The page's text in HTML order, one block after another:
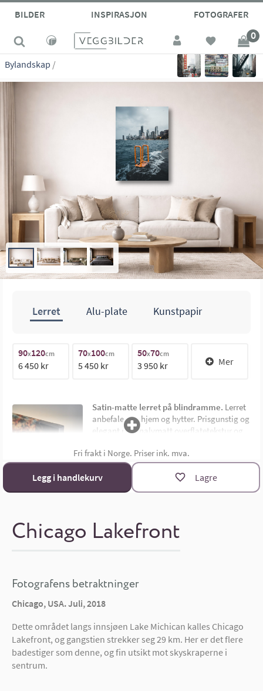
BILDER INSPIRASJON FOTOGRAFER
0
Bylandskap /
Chicago Lakefront
Lerret Alu-plate Kunstpapir
90x120cm
6 450 kr
70x100cm
5 450 kr
50x70cm
3 950 kr Mer
Satin-matte lerret på blindramme. Lerret
anbefales for hjem og hytter. Prisgunstig og
elegant med halvmatt overflatetekstur og
limtre blindramme. Bildemål oppgis som
bredde x høyde i cm.Materialoversikt
Størrelsekalkulator
Fri frakt i Norge. Priser ink. mva.
Legg i handlekurv Lagre
Fotografens betraktninger
Chicago, USA. Juli, 2018
Dette området langs innsjøen Lake Michican kalles Chicago
Lakefront, og gangstien strekker seg 29 km. Her er det flere
badestiger som denne, og fin utsikt mot skyskraperne i
sentrum.